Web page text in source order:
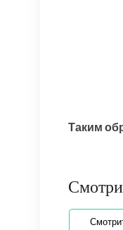
Таким